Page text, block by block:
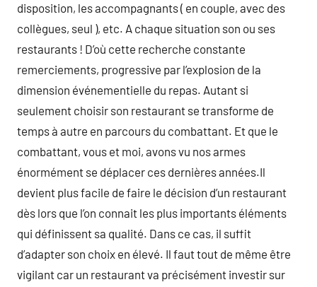
disposition, les accompagnants ( en couple, avec des
collègues, seul ), etc. A chaque situation son ou ses
restaurants ! D’où cette recherche constante
remerciements, progressive par l’explosion de la
dimension événementielle du repas. Autant si
seulement choisir son restaurant se transforme de
temps à autre en parcours du combattant. Et que le
combattant, vous et moi, avons vu nos armes
énormément se déplacer ces dernières années.Il
devient plus facile de faire le décision d’un restaurant
dès lors que l’on connait les plus importants éléments
qui définissent sa qualité. Dans ce cas, il suffit
d’adapter son choix en élevé. Il faut tout de même être
vigilant car un restaurant va précisément investir sur